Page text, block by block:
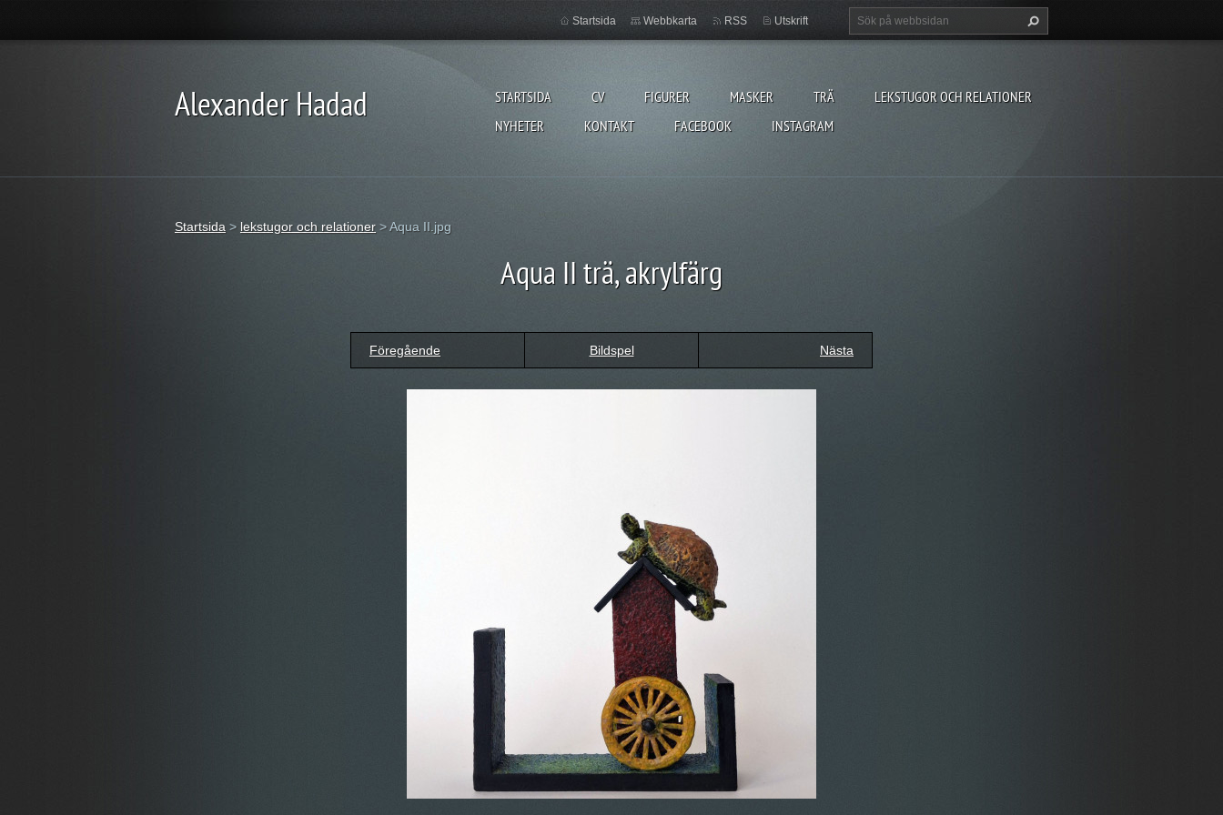
Alexander Hadad STARTSIDA CV FIGURER MASKER TRÄ
LEKSTUGOR OCH RELATIONER
NYHETER
KONTAKT FACEBOOK INSTAGRAM
Startsida Webbkarta RSS Utskrift
Startsida > lekstugor och relationer >Aqua II.jpg
Aqua II trä, akrylfärg
Föregående Bildspel Nästa